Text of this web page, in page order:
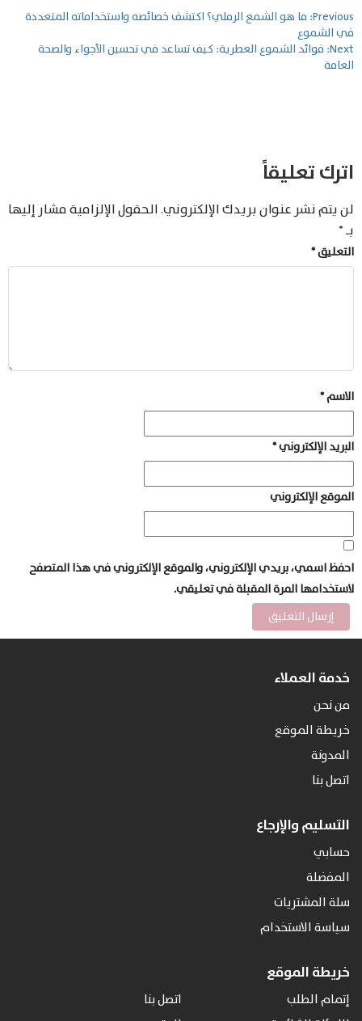
تصفّح
المقالات
Previous: ما هو الشمع الرملي؟ اكتشف خصائصه واستخداماته المتعددة
في الشموع
Next: فوائد الشموع العطرية: كيف تساعد في تحسين الأجواء والصحة
العامة
اترك تعليقاً
لن يتم نشر عنوان بريدك الإلكتروني.الحقول الإلزامية مشار إليها
بـ*
التعليق*
الاسم*
البريد الإلكتروني*
الموقع الإلكتروني
احفظ اسمي، بريدي الإلكتروني، والموقع الإلكتروني في هذا المتصفح
لاستخدامها المرة المقبلة في تعليقي.
خدمة العملاء
من نحن
خريطة الموقع
المدونة
اتصل بنا
التسليم والإرجاع
حسابي
المفضلة
سلة المشتريات
سياسة الاستخدام
خريطة الموقع
إتمام الطلب
اتصل بنا